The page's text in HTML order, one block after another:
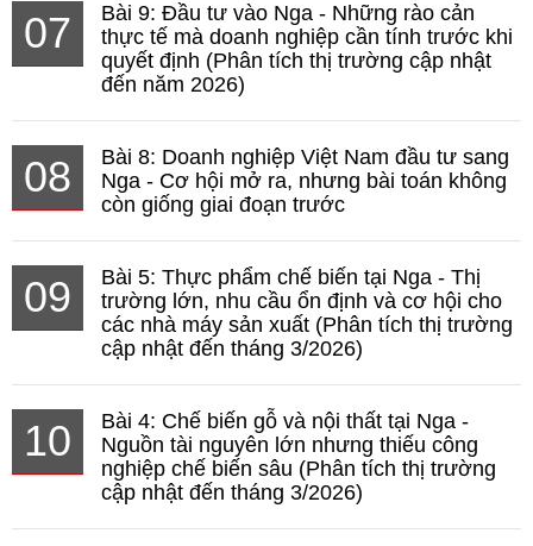
07
Bài 9: Đầu tư vào Nga - Những rào cản
thực tế mà doanh nghiệp cần tính trước khi
quyết định (Phân tích thị trường cập nhật
đến năm 2026)
08
Bài 8: Doanh nghiệp Việt Nam đầu tư sang
Nga - Cơ hội mở ra, nhưng bài toán không
còn giống giai đoạn trước
09
Bài 5: Thực phẩm chế biến tại Nga - Thị
trường lớn, nhu cầu ổn định và cơ hội cho
các nhà máy sản xuất (Phân tích thị trường
cập nhật đến tháng 3/2026)
10
Bài 4: Chế biến gỗ và nội thất tại Nga -
Nguồn tài nguyên lớn nhưng thiếu công
nghiệp chế biến sâu (Phân tích thị trường
cập nhật đến tháng 3/2026)